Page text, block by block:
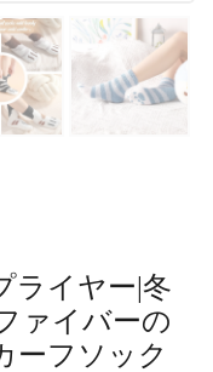
ライヤー|冬
ァイバーの
ーフソック